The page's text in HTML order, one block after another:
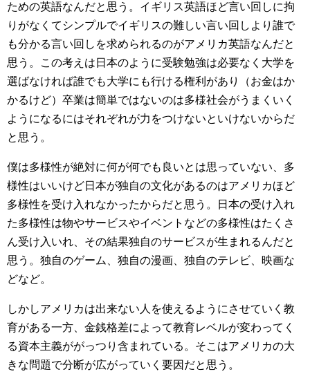
ための英語なんだと思う。イギリス英語ほど言い回しに拘
りがなくてシンプルでイギリスの難しい言い回しより誰で
も分かる言い回しを求められるのがアメリカ英語なんだと
思う。この考えは日本のように受験勉強は必要なく大学を
選ばなければ誰でも大学にも行ける権利があり（お金はか
かるけど）卒業は簡単ではないのは多様社会がうまくいく
ようになるにはそれぞれが力をつけないといけないからだ
と思う。
僕は多様性が絶対に何が何でも良いとは思っていない、多
様性はいいけど日本が独自の文化があるのはアメリカほど
多様性を受け入れなかったからだと思う。日本の受け入れ
た多様性は物やサービスやイベントなどの多様性はたくさ
ん受け入いれ、その結果独自のサービスが生まれるんだと
思う。独自のゲーム、独自の漫画、独自のテレビ、映画な
どなど。
しかしアメリカは出来ない人を使えるようにさせていく教
育がある一方、金銭格差によって教育レベルが変わってく
る資本主義ががっつり含まれている。そこはアメリカの大
きな問題で分断が広がっていく要因だと思う。